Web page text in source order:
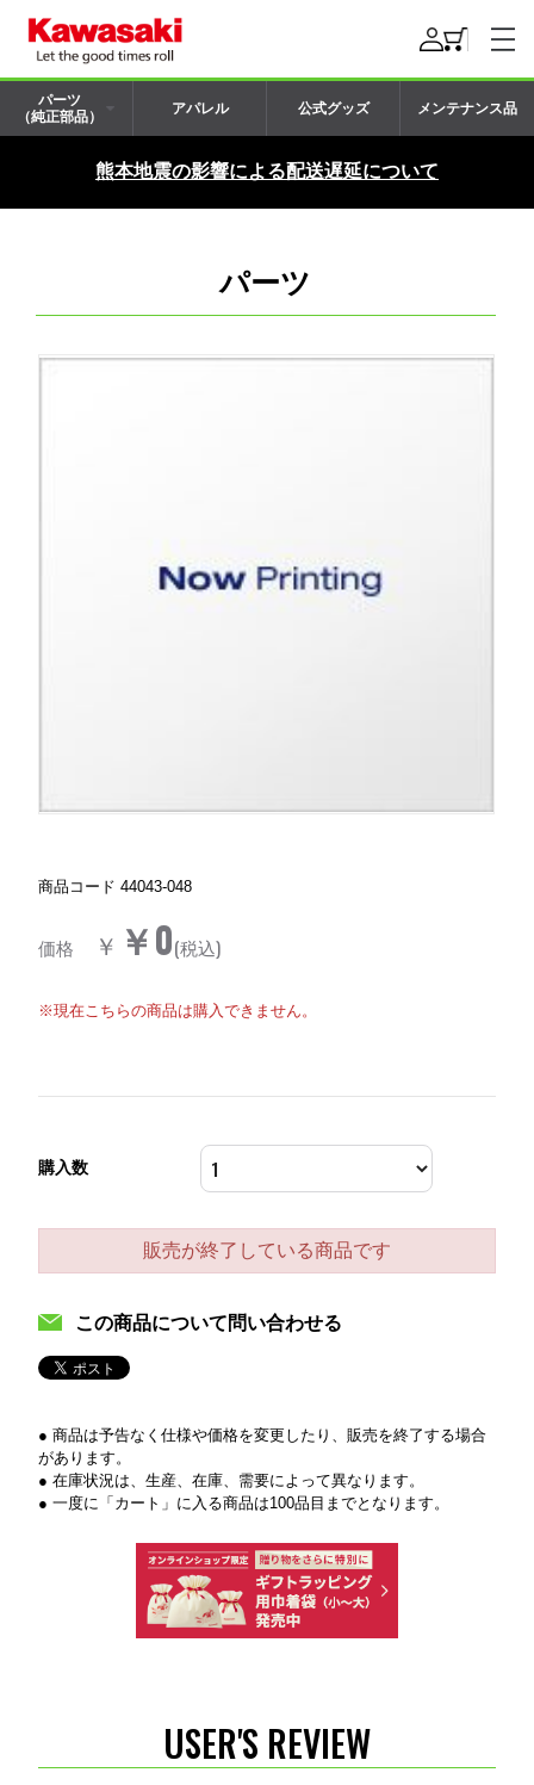
パーツ
（純正部品）
アパレル 公式グッズ メンテナンス品
熊本地震の影響による配送遅延について
パーツ
商品コード 44043-048
価格 ￥ ￥0(税込)
※現在こちらの商品は購入できません。
購入数
販売が終了している商品です
この商品について問い合わせる
● 商品は予告なく仕様や価格を変更したり、販売を終了する場合
があります。
● 在庫状況は、生産、在庫、需要によって異なります。
● 一度に「カート」に入る商品は100品目までとなります。
USER'S REVIEW